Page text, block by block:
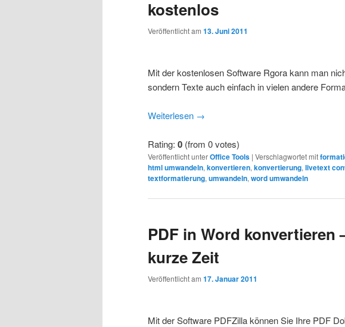
kostenlos
Veröffentlicht am 13. Juni 2011
Mit der kostenlosen Software Rgora kann man
sondern Texte auch einfach in vielen andere
Weiterlesen →
Rating: 0 (from 0 votes)
Veröffentlicht unterOffice Tools | Verschlagwortet mit
html umwandeln, konvertieren, konvertierung, livetext
textformatierung, umwandeln, word umwandeln
PDF in Word konvertieren
kurze Zeit
Veröffentlicht am 17. Januar 2011
Mit der Software PDFZilla können Sie Ihre PDF